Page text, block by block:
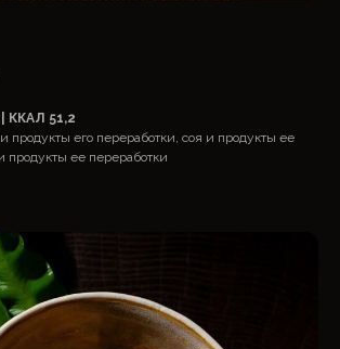
ККАЛ 51,2
продукты его переработки, соя и продукты ее
продукты ее переработки